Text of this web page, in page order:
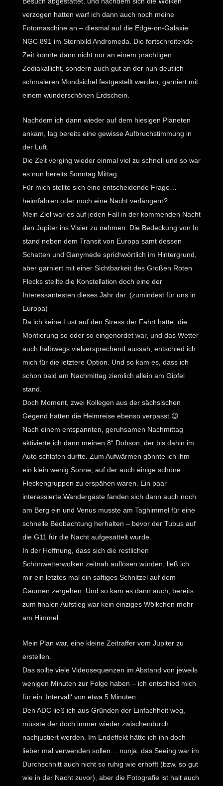
verzogen hatten warf ich dann auch noch meine
Fotomaschine an – diesmal auf die Edge-on-Galaxie
NGC 891 im Sternbild Andromeda. Die fortschreitende
Zeit konnte dann nicht nur an einem prächtigen
Zodiakallicht, sondern auch gut an der nun deutlich
schmaleren Mondsichel festgestellt werden, garniert mit
einem wunderschönen Erdschein.
Nachdem ich dann wieder auf dem hiesigen Planeten
ankam, lag bereits eine gewisse Aufbruchstimmung in
der Luft.
Die Zeit verging wieder einmal viel zu schnell und so war
es nun bereits Sonntag Mittag.
Für mich stellte sich eine entscheidende Frage…
heimfahren oder noch eine Nacht verlängern?
Mein Ziel war es auf jeden Fall in der kommenden Nacht
den Jupiter ins Visier zu nehmen. Die Bedeckung von Io
stand neben dem Transit von Europa samt dessen
Schatten und Ganymede sprichwörtlich im Hintergrund,
aber garniert mit einer Sichtbarkeit des Großen Roten
Flecks stellte die Konstellation doch eine der
Interessantesten dieses Jahr dar. (zumindest für uns in
Europa)
Da ich keine Lust auf den Stress der Fahrt hatte, die
Montierung so oder so eingenordet war, und das Wetter
auch halbwegs vielversprechend aussah, entschied ich
mich für die letztere Option. Und so kam es, dass ich
schon bald am Nachmittag ziemlich allein am Gipfel
stand.
Doch Moment, zwei Kollegen aus der sächsischen
Gegend hatten die Heimreise ebenso verpasst 😉
Nach einem entspannten, geruhsamen Nachmittag
aktivierte ich dann meinen 8“ Dobson, der bis dahin im
Auto schlafen durfte. Zum Aufwärmen gönnte ich ihm
ein klein wenig Sonne, auf der auch einige schöne
Fleckengruppen zu erspähen waren. Ein paar
interessierte Wandergäste fanden sich dann auch noch
am Berg ein und Venus musste am Taghimmel für eine
schnelle Beobachtung herhalten – bevor der Tubus auf
die G11 für die Nacht aufgesattelt wurde.
In der Hoffnung, dass sich die restlichen
Schönwetterwolken zeitnah auflösen würden, ließ ich
mir ein letztes mal ein saftiges Schnitzel auf dem
Gaumen zergehen. Und so kam es dann auch, bereits
zum finalen Aufstieg war kein einziges Wölkchen mehr
am Himmel.
Mein Plan war, eine kleine Zeitraffer vom Jupiter zu
erstellen.
Das sollte viele Videosequenzen im Abstand von jeweils
wenigen Minuten zur Folge haben – ich entschied mich
für ein ‚Intervall‘ von etwa 5 Minuten.
Den ADC ließ ich aus Gründen der Einfachheit weg,
müsste der doch immer wieder zwischendurch
nachjustiert werden. Im Endeffekt hätte ich ihn doch
lieber mal verwenden sollen… nunja, das Seeing war im
Durchschnitt auch nicht so ruhig wie erhofft (bzw. so gut
wie in der Nacht zuvor), aber die Fotografie ist halt auch